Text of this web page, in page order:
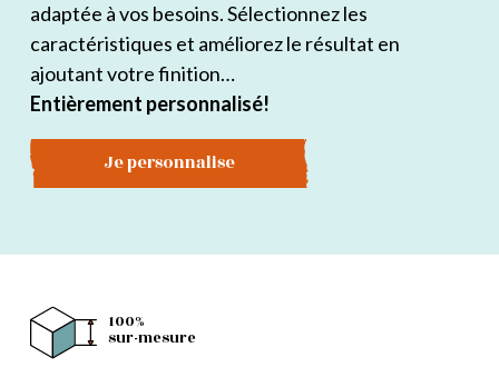
adaptée à vos besoins. Sélectionnez les
caractéristiques et améliorez le résultat en
ajoutant votre finition…
Entièrement personnalisé!
Je personnalise
100%
sur-mesure